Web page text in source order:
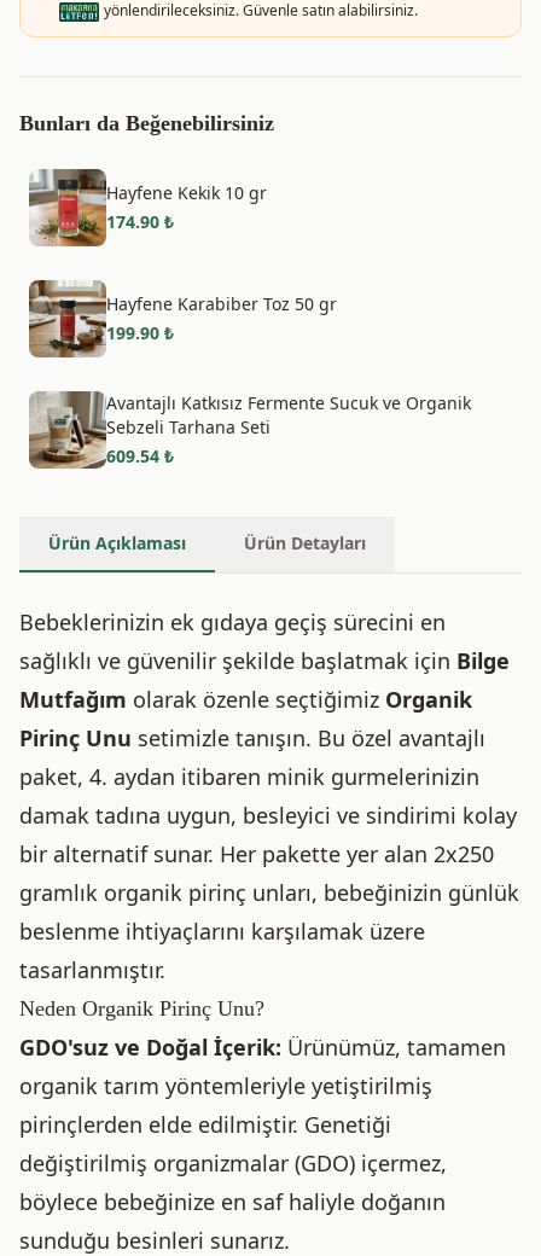
yönlendirileceksiniz. Güvenle satın alabilirsiniz.
Bunları da Beğenebilirsiniz
Hayfene Kekik 10 gr
174.90 ₺
Hayfene Karabiber Toz 50 gr
199.90 ₺
Avantajlı Katkısız Fermente Sucuk ve Organik
Sebzeli Tarhana Seti
609.54 ₺
Ürün Açıklaması Ürün Detayları
Bebeklerinizin ek gıdaya geçiş sürecini en
sağlıklı ve güvenilir şekilde başlatmak için Bilge
Mutfağım olarak özenle seçtiğimiz Organik
Pirinç Unu setimizle tanışın. Bu özel avantajlı
paket, 4. aydan itibaren minik gurmelerinizin
damak tadına uygun, besleyici ve sindirimi kolay
bir alternatif sunar. Her pakette yer alan 2x250
gramlık organik pirinç unları, bebeğinizin günlük
beslenme ihtiyaçlarını karşılamak üzere
tasarlanmıştır.
Neden Organik Pirinç Unu?
GDO'suz ve Doğal İçerik: Ürünümüz, tamamen
organik tarım yöntemleriyle yetiştirilmiş
pirinçlerden elde edilmiştir. Genetiği
değiştirilmiş organizmalar (GDO) içermez,
böylece bebeğinize en saf haliyle doğanın
sunduğu besinleri sunarız.